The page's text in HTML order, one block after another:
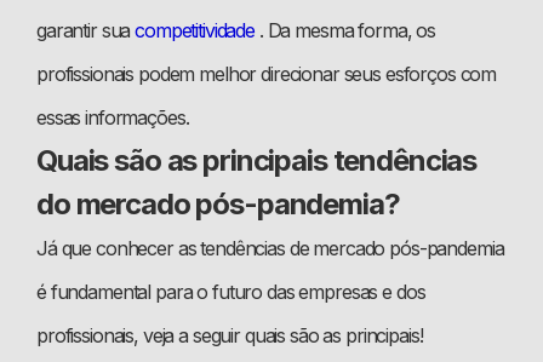
garantir suacompetitividade . Da mesma forma, os
profissionais podem melhor direcionar seus esforços com
essas informações.
Quais são as principais tendências
do mercado pós-pandemia?
Já que conhecer as tendências de mercado pós-pandemia
é fundamental para o futuro das empresas e dos
profissionais, veja a seguir quais são as principais!